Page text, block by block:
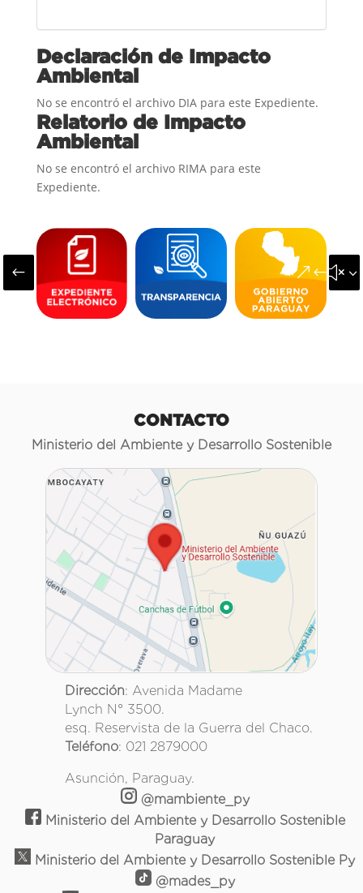
Declaración de Impacto
Ambiental
No se encontró el archivo DIA para este Expediente.
Relatorio de Impacto
Ambiental
No se encontró el archivo RIMA para este
Expediente.
#
CONTACTO
Ministerio del Ambiente y Desarrollo Sostenible
Dirección: Avenida Madame
Lynch N° 3500.
esq. Reservista de la Guerra del Chaco.
Teléfono: 021 2879000
Asunción, Paraguay.
@mambiente_py
Ministerio del Ambiente y Desarrollo Sostenible
Paraguay
Ministerio del Ambiente y Desarrollo Sostenible Py
@mades_py